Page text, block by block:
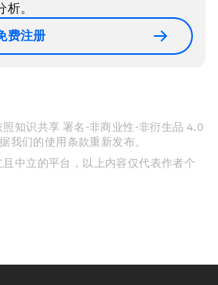
。
费注册
知识共享 署名-非商业性-非衍生品 4.0
我们的使用条款重新发布。
中立的平台，以上内容仅代表作者个